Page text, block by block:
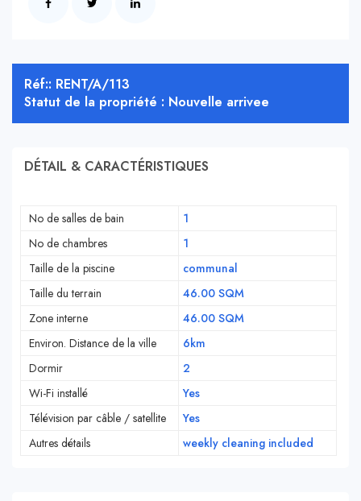
Réf:: RENT/A/113
Statut de la propriété : Nouvelle arrivee
DÉTAIL & CARACTÉRISTIQUES
No de salles de bain
1
No de chambres
1
Taille de la piscine
communal
Taille du terrain
46.00 SQM
Zone interne
46.00 SQM
Environ. Distance de la ville
6km
Dormir
2
Wi-Fi installé
Yes
Télévision par câble / satellite
Yes
Autres détails
weekly cleaning included